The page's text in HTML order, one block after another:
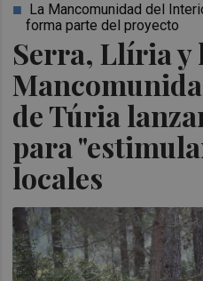
Serra, Llíria y
de Túria
para
locales
La Mancomunidad del
forma parte del proyecto